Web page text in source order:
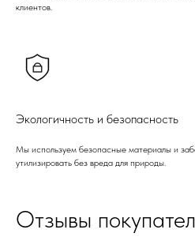
клиентов.
Экологичность и безопасность
Мы используем безопасные материалы и
утилизировать без вреда для природы.
Отзывы